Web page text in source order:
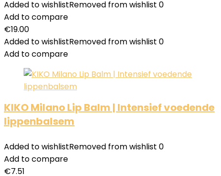
Added to wishlistRemoved from wishlist 0
Add to compare
€19.00
Added to wishlistRemoved from wishlist 0
Add to compare
KIKO Milano Lip Balm | Intensief voedende
lippenbalsem
Added to wishlistRemoved from wishlist 0
Add to compare
€7.51